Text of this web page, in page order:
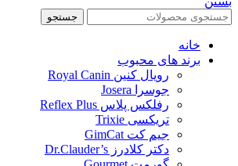
جستجو
خانه
برند های محبوب
رویال کنین Royal Canin
جوسرا Josera
رفلکس پلاس Reflex Plus
تریکسی Trixie
جیم کت GimCat
دکتر کلادرز Dr.Clauder’s